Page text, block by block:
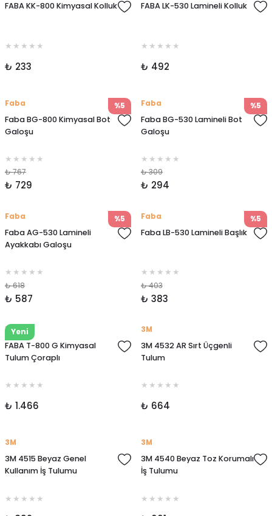
FABA KK-800 Kimyasal Kolluk
₺ 233
FABA LK-530 Lamineli Kolluk
₺ 492
%5
Faba
Faba BG-800 Kimyasal Bot
Galoşu
₺ 767
₺ 729
%5
Faba
Faba BG-530 Lamineli Bot
Galoşu
₺ 309
₺ 294
%5
Faba
Faba AG-530 Lamineli
Ayakkabı Galoşu
₺ 618
₺ 587
%5
Faba
Faba LB-530 Lamineli Başlık
₺ 403
₺ 383
Yeni
Faba
FABA T-800 G Kimyasal
Tulum Çoraplı
₺ 1.466
3M
3M 4532 AR Sırt Üçgenli
Tulum
₺ 664
3M
3M 4515 Beyaz Genel
Kullanım İş Tulumu
3M
3M 4540 Beyaz Toz Korumalı
İş Tulumu